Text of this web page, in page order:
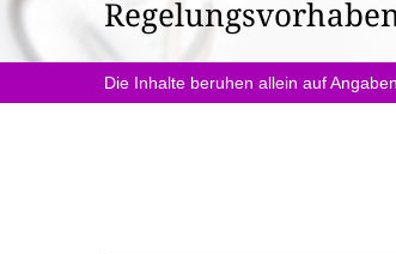
sich
hier:Die Inhalte beruhen allein auf